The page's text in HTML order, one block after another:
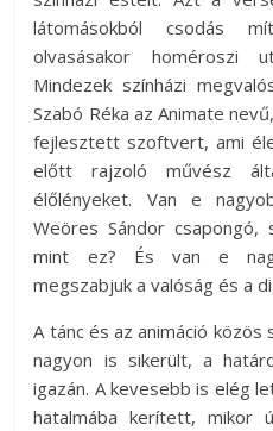
látomásokból csodás
olvasásakor homéroszi
Mindezek színházi
Szabó Réka az Animate
fejlesztett szoftvert, ami
előtt rajzoló művész
élőlényeket. Van e
Weöres Sándor
mint ez? És van e
megszabjuk a valóság és a
A tánc és az animáció
nagyon is sikerült, a
igazán. A kevesebb is elég
hatalmába kerített,